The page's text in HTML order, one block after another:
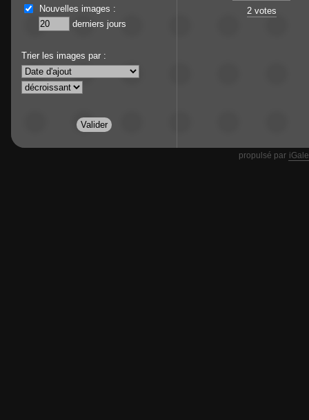
Nouvelles images :
derniers jours
Trier les images par :
2 votes
propulsé par